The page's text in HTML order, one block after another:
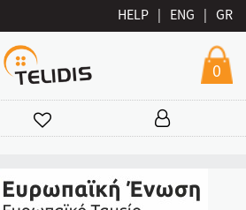
HELP | ENG | GR
0